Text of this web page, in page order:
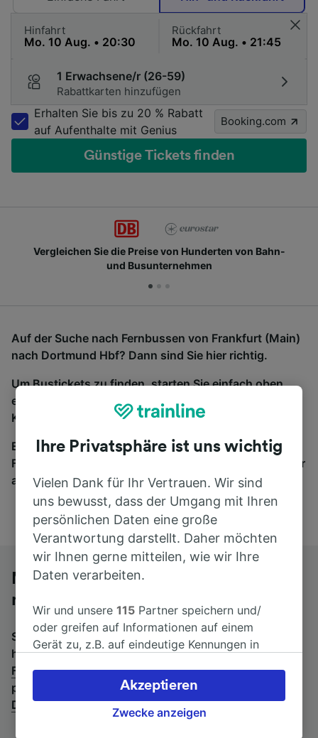
Hinfahrt Rückfahrt
1 Erwachsene/r (26-59)
Rabattkarten hinzufügen
Erhalten Sie bis zu 20 % Rabatt
auf Aufenthalte mit Genius
Booking.com
Günstige Tickets finden
Vergleichen Sie die Preise von Hunderten von Bahn-
und Busunternehmen
Auf der Suche nach Fernbussen von Frankfurt (Main)
nach Dortmund Hbf? Dann sind Sie hier richtig.
Um Bustickets zu finden, starten Sie einfach oben
eine Suche und wir vergleichen Fahrtzeiten und
Kosten für Bahn- und Busreisen miteinander.
Egal, wohin die Reise geht – starten Sie mit uns.
Finden Sie hier Fahrkarten für Verbindungen von mehr
als 170 Bahn- und Busunternehmen.
Mit dem Fernbus von Frankfurt (Main)
nach Dortmund Hbf
Suchen Sie nach einem Rückfahrtticket? Dann bitte
hier entlang:Fernbusse von Dortmund Hbf nach
Frankfurt (Main).Wenn Sie lieber mit dem Zug fahren,
prüfen Sie die
Züge von Frankfurt (Main) bis
Dortmund Hbf.
Ihre Privatsphäre ist uns wichtig
Vielen Dank für Ihr Vertrauen. Wir sind
uns bewusst, dass der Umgang mit Ihren
persönlichen Daten eine große
Verantwortung darstellt. Daher möchten
wir Ihnen gerne mitteilen, wie wir Ihre
Daten verarbeiten.
Wir und unsere115 Partner speichern und/
oder greifen auf Informationen auf einem
Gerät zu, z.B. auf eindeutige Kennungen in
verarbeiten. Sie können Ihre Präferenzen
akzeptieren oder verwalten, einschließlich
Ihres Widerspruchsrechts bei berechtigtem
Zwecke anzeigen
Akzeptieren